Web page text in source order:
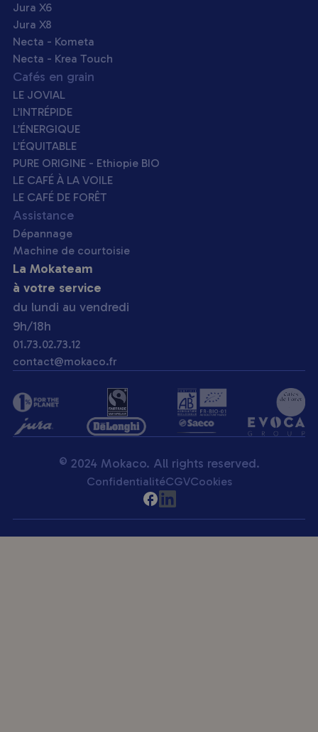
Jura X6
Jura X8
Necta - Kometa
Necta - Krea Touch
Cafés en grain
LE JOVIAL
L’INTRÉPIDE
L’ÉNERGIQUE
L’ÉQUITABLE
PURE ORIGINE - Ethiopie BIO
LE CAFÉ À LA VOILE
LE CAFÉ DE FORÊT
Assistance
Dépannage
Machine de courtoisie
La Mokateam
à votre service
du lundi au vendredi
9h/18h
01.73.02.73.12
contact@mokaco.fr
© 2024 Mokaco. All rights reserved.
ConfidentialitéCGVCookies